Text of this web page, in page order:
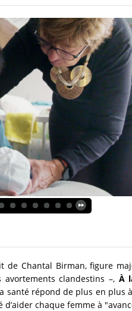
de Chantal Birman, figure
clandestins –, À
santé répond de plus en
d’aider chaque femme à